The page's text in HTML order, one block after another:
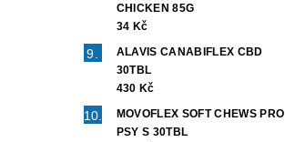
CHICKEN 85G
34 Kč
ALAVIS CANABIFLEX CBD
30TBL
430 Kč
MOVOFLEX SOFT CHEWS PRO
PSY S 30TBL